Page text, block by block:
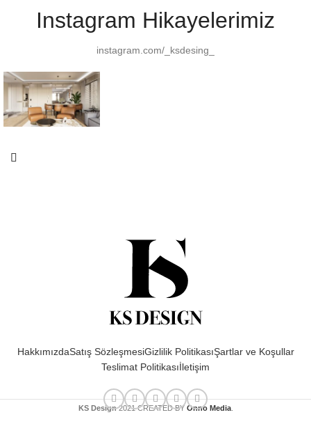
Instagram Hikayelerimiz
instagram.com/_ksdesing_
HakkımızdaSatış SözleşmesiGizlilik PolitikasıŞartlar ve Koşullar
Teslimat Politikasıİletişim
KS Design 2021 CREATED BY Onno Media.